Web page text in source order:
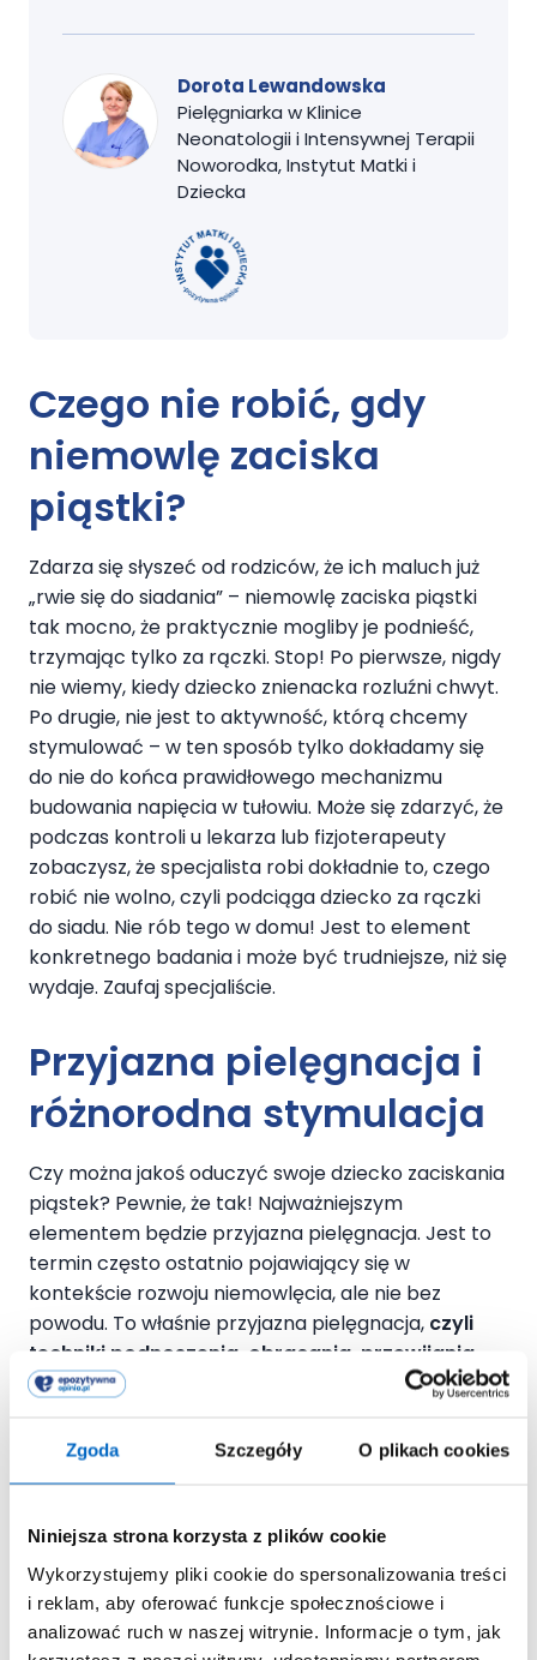
Zgoda Szczegóły O plikach cookies
Niniejsza strona korzysta z plików cookie
Wykorzystujemy pliki cookie do spersonalizowania treści
i reklam, aby oferować funkcje społecznościowe i
analizować ruch w naszej witrynie. Informacje o tym, jak
Dorota Lewandowska
Pielęgniarka w Klinice
Neonatologii i Intensywnej Terapii
Noworodka, Instytut Matki i
Dziecka
Czego nie robić, gdy
niemowlę zaciska
piąstki?
Zdarza się słyszeć od rodziców, że ich maluch już
„rwie się do siadania” – niemowlę zaciska piąstki
tak mocno, że praktycznie mogliby je podnieść,
trzymając tylko za rączki. Stop! Po pierwsze, nigdy
nie wiemy, kiedy dziecko znienacka rozluźni chwyt.
Po drugie, nie jest to aktywność, którą chcemy
stymulować – w ten sposób tylko dokładamy się
do nie do końca prawidłowego mechanizmu
budowania napięcia w tułowiu. Może się zdarzyć, że
podczas kontroli u lekarza lub fizjoterapeuty
zobaczysz, że specjalista robi dokładnie to, czego
robić nie wolno, czyli podciąga dziecko za rączki
do siadu. Nie rób tego w domu! Jest to element
konkretnego badania i może być trudniejsze, niż się
wydaje. Zaufaj specjaliście.
Przyjazna pielęgnacja i
różnorodna stymulacja
Czy można jakoś oduczyć swoje dziecko zaciskania
piąstek? Pewnie, że tak! Najważniejszym
elementem będzie przyjazna pielęgnacja. Jest to
termin często ostatnio pojawiający się w
kontekście rozwoju niemowlęcia, ale nie bez
powodu. To właśnie przyjazna pielęgnacja, czyli
techniki podnoszenia, obracania, przewijania,
przebierania i innych czynności, które
dziennie, będą miały kluczowe znaczenie dla jego
Prawidłowa pielęgnacja potrafi wyeliminować
wiele kompensacji i przywrócić aktywność
dziecka na właściwy szlak . Niemniej, zarówno
dzieciom, którym to wystarczyło, jak i tym, które
potrzebują trochę więcej wsparcia, należy się